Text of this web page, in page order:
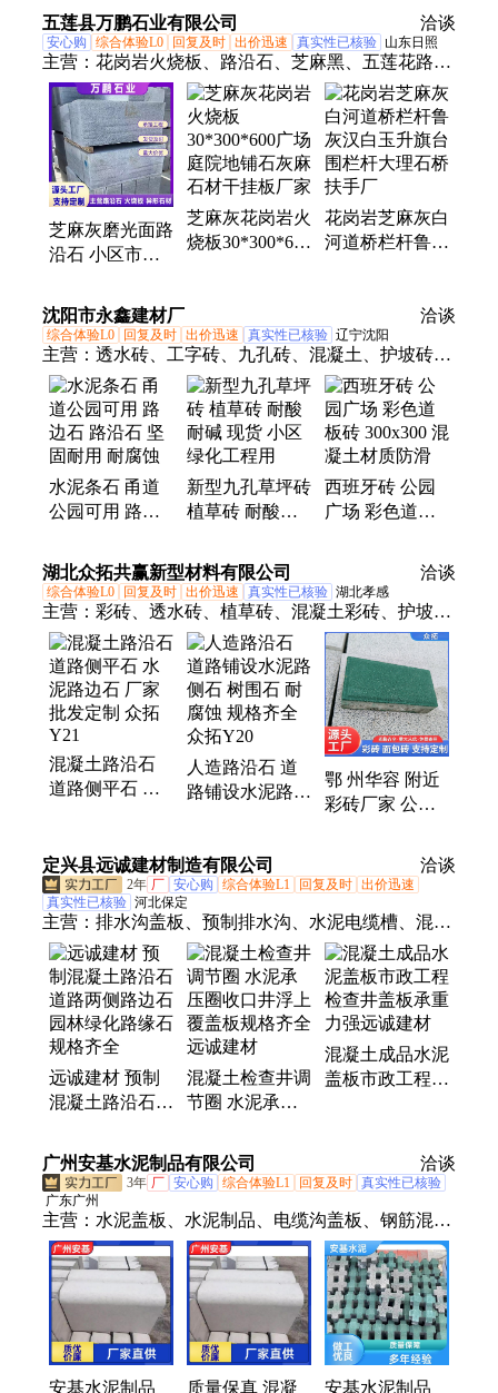
牙石 厂家现货
五莲县万鹏石业有限公司 洽谈
安心购 综合体验L0 回复及时 出价迅速 真实性已核验 山东日照
主营： 花岗岩火烧板、路沿石、芝麻黑、五莲花路缘
石、芝麻灰、地铺石
芝麻灰磨光面路
沿石 小区市政
路侧石 五莲花
路缘石厂
芝麻灰花岗岩火
烧板30*300*600
花岗岩芝麻灰白
河道桥栏杆鲁灰
沈阳市永鑫建材厂 洽谈
综合体验L0 回复及时 出价迅速 真实性已核验 辽宁沈阳
主营： 透水砖、工字砖、九孔砖、混凝土、护坡砖、
pc仿石方砖、井字草坪砖、港口齿形码头砖
水泥条石 甬道
公园可用 路边
耐用 耐腐蚀
新型九孔草坪砖
植草砖 耐酸耐
化工程用
西班牙砖 公园
广场 彩色道板
湖北众拓共赢新型材料有限公司 洽谈
综合体验L0 回复及时 出价迅速 真实性已核验 湖北孝感
主营： 彩砖、透水砖、植草砖、混凝土彩砖、护坡
砖、六角砖、沟盖板、拉丝砖、仿石透水砖、路沿
石、水泥沟盖板、人行道彩砖、芝麻灰透水砖、六角
块、六棱块、水泥路牙石
混凝土路沿石
道路侧平石 水
Y21
人造路沿石 道
路铺设水泥路侧
拓Y20
鄂 州华容 附近
彩砖厂家 公园
道渗水砖 支持
定制 众拓
定兴县远诚建材制造有限公司 洽谈
2年 厂 安心购 综合体验L1 回复及时 出价迅速
真实性已核验 河北保定
主营： 排水沟盖板、预制排水沟、水泥电缆槽、混凝
土制品、混凝土盖板、混凝土模块、矩形排水槽、农
田灌溉排水渠、水泥流水槽、检查井盖板、水泥盖
板、水泥井盖、水泥预制件、水泥路灯基础、集水坑
盖板、路沿石、铸铁井盖、检查井模块砖、光伏墩、
化粪池、水泥路沿石、预制检查井、单双篦雨水井、
电力手孔井、穿线井
远诚建材 预制
混凝土路沿石
园林绿化路缘石
规格齐全
混凝土检查井调
节圈 水泥承压
盖板规格齐全远
诚建材
混凝土成品水泥
盖板市政工程检
广州安基水泥制品有限公司
洽谈
3年 厂 安心购 综合体验L1 回复及时 真实性已核验
广东广州
主营： 水泥盖板、水泥制品、电缆沟盖板、钢筋混凝
土排水管、钢筋混凝土盖板、水泥承插管、电缆井盖
板、水泥排水管、水泥检查井、装配式检查井、钢筋
砼检查井、钢筋砼排水管
安基水泥制品 质量保真 混凝 安基水泥制品